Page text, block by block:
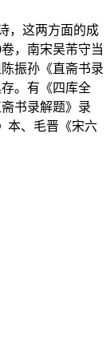
这两方面的成
，南宋吴芾守当
振孙《直斋书录
。有《四库全
书录解题》录
本、毛晋《宋六